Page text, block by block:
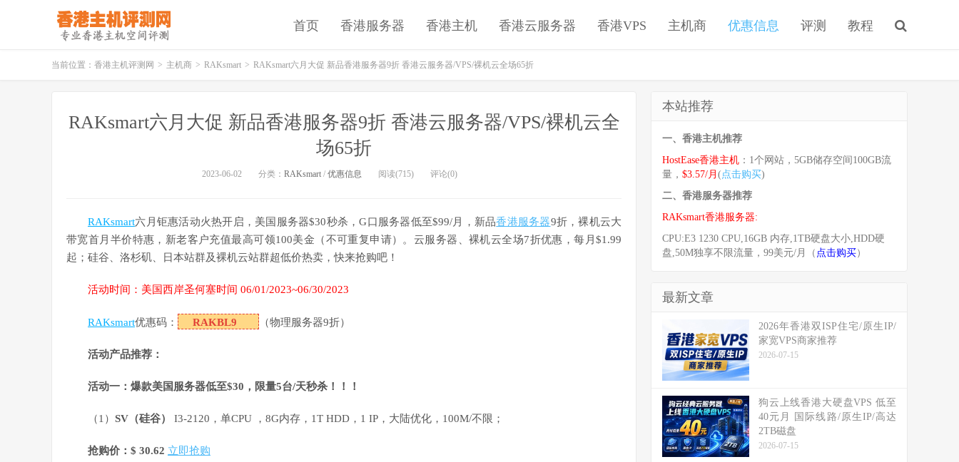
首页 香港服务器 香港主机 香港云服务器 香港VPS 主机商 优惠信息 评测 教程
当前位置： 香港主机评测网 > 主机商 > RAKsmart > RAKsmart六月大促 新品香港服务器9折 香港云服务器/VPS/裸机云全场65折
RAKsmart六月大促 新品香港服务器9折 香港云服务器/VPS/裸机云全
场65折
2023-06-02 分类： RAKsmart / 优惠信息 阅读(715) 评论(0)
RAKsmart六月钜惠活动火热开启，美国服务器$30秒杀，G口服务器低至$99/月，新品香港服务器9折，裸机云大
带宽首月半价特惠，新老客户充值最高可领100美金（不可重复申请）。云服务器、裸机云全场7折优惠，每月$1.99
起；硅谷、洛杉矶、日本站群及裸机云站群超低价热卖，快来抢购吧！
活动时间：美国西岸圣何塞时间 06/01/2023~06/30/2023
RAKsmart优惠码： RAKBL9 （物理服务器9折）
活动产品推荐：
活动一：爆款美国服务器低至$30，限量5台/天秒杀！！！
（1） SV （硅谷） I3-2120，单CPU ，8G内存，1T HDD，1 IP，大陆优化，100M/不限；
抢购价：$ 30.62 立即抢购
本站推荐
一、香港主机推荐
HostEase香港主机 ：1个网站，5GB储存空间100GB流
量， $3.57/月 ( 点击购买)
二、香港服务器推荐
RAKsmart香港服务器:
CPU:E3 1230 CPU,16GB 内存,1TB硬盘大小,HDD硬
盘,50M独享不限流量，99美元/月（ 点击购买）
最新文章
2026年香港双ISP住宅/原生IP/
家宽VPS商家推荐
2026-07-15
狗云上线香港大硬盘VPS 低至
40元月 国际线路/原生IP/高达
2TB磁盘
2026-07-15